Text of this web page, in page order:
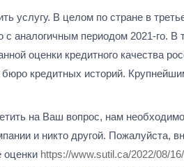
услугу. В целом по стране в
аналогичным периодом 2021-го. В
оценки кредитного качества
бюро кредитных историй.
на Ваш вопрос, нам
и никто другой. Пожалуйста,
оценки https://www.sutil.ca/2022/08/